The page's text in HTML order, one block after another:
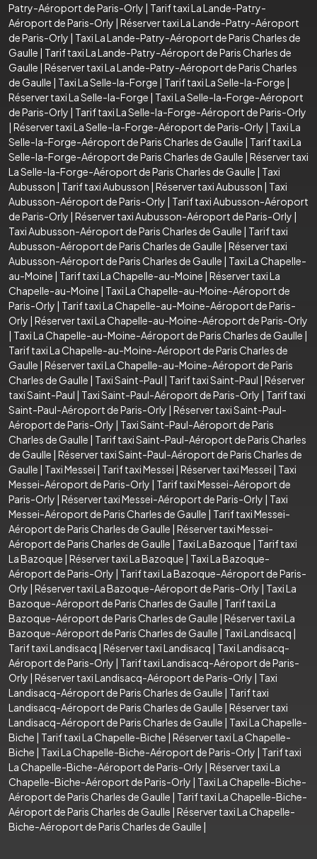
Patry-Aéroport de Paris-Orly | Tarif taxi La Lande-Patry-
Aéroport de Paris-Orly | Réserver taxi La Lande-Patry-Aéroport
de Paris-Orly | Taxi La Lande-Patry-Aéroport de Paris Charles de
Gaulle | Tarif taxi La Lande-Patry-Aéroport de Paris Charles de
Gaulle | Réserver taxi La Lande-Patry-Aéroport de Paris Charles
de Gaulle | Taxi La Selle-la-Forge | Tarif taxi La Selle-la-Forge |
Réserver taxi La Selle-la-Forge | Taxi La Selle-la-Forge-Aéroport
de Paris-Orly | Tarif taxi La Selle-la-Forge-Aéroport de Paris-Orly
| Réserver taxi La Selle-la-Forge-Aéroport de Paris-Orly | Taxi La
Selle-la-Forge-Aéroport de Paris Charles de Gaulle | Tarif taxi La
Selle-la-Forge-Aéroport de Paris Charles de Gaulle | Réserver taxi
La Selle-la-Forge-Aéroport de Paris Charles de Gaulle | Taxi
Aubusson | Tarif taxi Aubusson | Réserver taxi Aubusson | Taxi
Aubusson-Aéroport de Paris-Orly | Tarif taxi Aubusson-Aéroport
de Paris-Orly | Réserver taxi Aubusson-Aéroport de Paris-Orly |
Taxi Aubusson-Aéroport de Paris Charles de Gaulle | Tarif taxi
Aubusson-Aéroport de Paris Charles de Gaulle | Réserver taxi
Aubusson-Aéroport de Paris Charles de Gaulle | Taxi La Chapelle-
au-Moine | Tarif taxi La Chapelle-au-Moine | Réserver taxi La
Chapelle-au-Moine | Taxi La Chapelle-au-Moine-Aéroport de
Paris-Orly | Tarif taxi La Chapelle-au-Moine-Aéroport de Paris-
Orly | Réserver taxi La Chapelle-au-Moine-Aéroport de Paris-Orly
| Taxi La Chapelle-au-Moine-Aéroport de Paris Charles de Gaulle |
Tarif taxi La Chapelle-au-Moine-Aéroport de Paris Charles de
Gaulle | Réserver taxi La Chapelle-au-Moine-Aéroport de Paris
Charles de Gaulle | Taxi Saint-Paul | Tarif taxi Saint-Paul | Réserver
taxi Saint-Paul | Taxi Saint-Paul-Aéroport de Paris-Orly | Tarif taxi
Saint-Paul-Aéroport de Paris-Orly | Réserver taxi Saint-Paul-
Aéroport de Paris-Orly | Taxi Saint-Paul-Aéroport de Paris
Charles de Gaulle | Tarif taxi Saint-Paul-Aéroport de Paris Charles
de Gaulle | Réserver taxi Saint-Paul-Aéroport de Paris Charles de
Gaulle | Taxi Messei | Tarif taxi Messei | Réserver taxi Messei | Taxi
Messei-Aéroport de Paris-Orly | Tarif taxi Messei-Aéroport de
Paris-Orly | Réserver taxi Messei-Aéroport de Paris-Orly | Taxi
Messei-Aéroport de Paris Charles de Gaulle | Tarif taxi Messei-
Aéroport de Paris Charles de Gaulle | Réserver taxi Messei-
Aéroport de Paris Charles de Gaulle | Taxi La Bazoque | Tarif taxi
La Bazoque | Réserver taxi La Bazoque | Taxi La Bazoque-
Aéroport de Paris-Orly | Tarif taxi La Bazoque-Aéroport de Paris-
Orly | Réserver taxi La Bazoque-Aéroport de Paris-Orly | Taxi La
Bazoque-Aéroport de Paris Charles de Gaulle | Tarif taxi La
Bazoque-Aéroport de Paris Charles de Gaulle | Réserver taxi La
Bazoque-Aéroport de Paris Charles de Gaulle | Taxi Landisacq |
Tarif taxi Landisacq | Réserver taxi Landisacq | Taxi Landisacq-
Aéroport de Paris-Orly | Tarif taxi Landisacq-Aéroport de Paris-
Orly | Réserver taxi Landisacq-Aéroport de Paris-Orly | Taxi
Landisacq-Aéroport de Paris Charles de Gaulle | Tarif taxi
Landisacq-Aéroport de Paris Charles de Gaulle | Réserver taxi
Landisacq-Aéroport de Paris Charles de Gaulle | Taxi La Chapelle-
Biche | Tarif taxi La Chapelle-Biche | Réserver taxi La Chapelle-
Biche | Taxi La Chapelle-Biche-Aéroport de Paris-Orly | Tarif taxi
La Chapelle-Biche-Aéroport de Paris-Orly | Réserver taxi La
Chapelle-Biche-Aéroport de Paris-Orly | Taxi La Chapelle-Biche-
Aéroport de Paris Charles de Gaulle | Tarif taxi La Chapelle-Biche-
Aéroport de Paris Charles de Gaulle | Réserver taxi La Chapelle-
Biche-Aéroport de Paris Charles de Gaulle |